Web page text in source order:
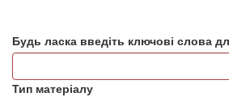
Будь ласка введіть ключові слова
Тип матеріалу